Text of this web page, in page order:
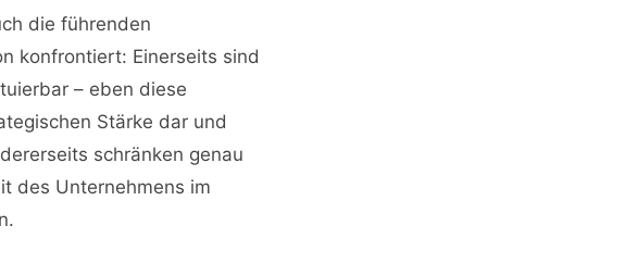
die führenden
konfrontiert: Einerseits sind
– eben diese
Stärke dar und
schränken genau
des Unternehmens im